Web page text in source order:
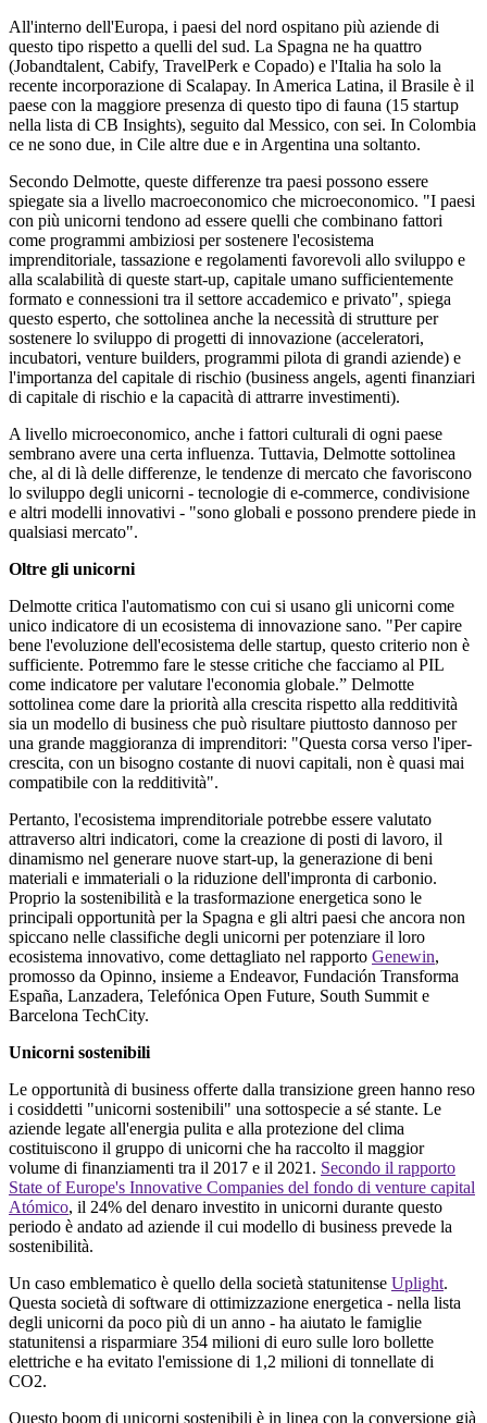
All'interno dell'Europa, i paesi del nord ospitano più aziende di
questo tipo rispetto a quelli del sud. La Spagna ne ha quattro
(Jobandtalent, Cabify, TravelPerk e Copado) e l'Italia ha solo la
recente incorporazione di Scalapay. In America Latina, il Brasile è il
paese con la maggiore presenza di questo tipo di fauna (15 startup
nella lista di CB Insights), seguito dal Messico, con sei. In Colombia
ce ne sono due, in Cile altre due e in Argentina una soltanto.
Secondo Delmotte, queste differenze tra paesi possono essere
spiegate sia a livello macroeconomico che microeconomico. "I paesi
con più unicorni tendono ad essere quelli che combinano fattori
come programmi ambiziosi per sostenere l'ecosistema
imprenditoriale, tassazione e regolamenti favorevoli allo sviluppo e
alla scalabilità di queste start-up, capitale umano sufficientemente
formato e connessioni tra il settore accademico e privato", spiega
questo esperto, che sottolinea anche la necessità di strutture per
sostenere lo sviluppo di progetti di innovazione (acceleratori,
incubatori, venture builders, programmi pilota di grandi aziende) e
l'importanza del capitale di rischio (business angels, agenti finanziari
di capitale di rischio e la capacità di attrarre investimenti).
A livello microeconomico, anche i fattori culturali di ogni paese
sembrano avere una certa influenza. Tuttavia, Delmotte sottolinea
che, al di là delle differenze, le tendenze di mercato che favoriscono
lo sviluppo degli unicorni - tecnologie di e-commerce, condivisione
e altri modelli innovativi - "sono globali e possono prendere piede in
qualsiasi mercato".
Oltre gli unicorni
Delmotte critica l'automatismo con cui si usano gli unicorni come
unico indicatore di un ecosistema di innovazione sano. "Per capire
bene l'evoluzione dell'ecosistema delle startup, questo criterio non è
sufficiente. Potremmo fare le stesse critiche che facciamo al PIL
come indicatore per valutare l'economia globale.” Delmotte
sottolinea come dare la priorità alla crescita rispetto alla redditività
sia un modello di business che può risultare piuttosto dannoso per
una grande maggioranza di imprenditori: "Questa corsa verso l'iper-
crescita, con un bisogno costante di nuovi capitali, non è quasi mai
compatibile con la redditività".
Pertanto, l'ecosistema imprenditoriale potrebbe essere valutato
attraverso altri indicatori, come la creazione di posti di lavoro, il
dinamismo nel generare nuove start-up, la generazione di beni
materiali e immateriali o la riduzione dell'impronta di carbonio.
Proprio la sostenibilità e la trasformazione energetica sono le
principali opportunità per la Spagna e gli altri paesi che ancora non
spiccano nelle classifiche degli unicorni per potenziare il loro
ecosistema innovativo, come dettagliato nel rapporto Genewin,
promosso da Opinno, insieme a Endeavor, Fundación Transforma
España, Lanzadera, Telefónica Open Future, South Summit e
Barcelona TechCity.
Unicorni sostenibili
Le opportunità di business offerte dalla transizione green hanno reso
i cosiddetti "unicorni sostenibili" una sottospecie a sé stante. Le
aziende legate all'energia pulita e alla protezione del clima
costituiscono il gruppo di unicorni che ha raccolto il maggior
volume di finanziamenti tra il 2017 e il 2021. Secondo il rapporto
State of Europe's Innovative Companies del fondo di venture capital
Atómico, il 24% del denaro investito in unicorni durante questo
periodo è andato ad aziende il cui modello di business prevede la
sostenibilità.
Un caso emblematico è quello della società statunitense Uplight.
Questa società di software di ottimizzazione energetica - nella lista
degli unicorni da poco più di un anno - ha aiutato le famiglie
statunitensi a risparmiare 354 milioni di euro sulle loro bollette
elettriche e ha evitato l'emissione di 1,2 milioni di tonnellate di
CO2.
Questo boom di unicorni sostenibili è in linea con la conversione già